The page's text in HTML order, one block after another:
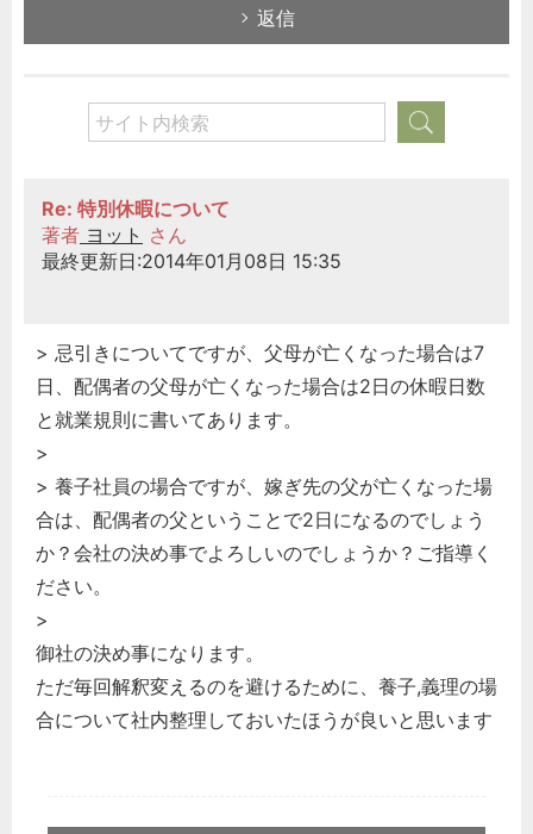
返信
Re: 特別休暇について
著者 ヨット さん
最終更新日:2014年01月08日 15:35
> 忌引きについてですが、父母が亡くなった場合は7
日、配偶者の父母が亡くなった場合は2日の休暇日数
と就業規則に書いてあります。
>
> 養子社員の場合ですが、嫁ぎ先の父が亡くなった場
合は、配偶者の父ということで2日になるのでしょう
か？会社の決め事でよろしいのでしょうか？ご指導く
ださい。
>
御社の決め事になります。
ただ毎回解釈変えるのを避けるために、養子,義理の場
合について社内整理しておいたほうが良いと思います